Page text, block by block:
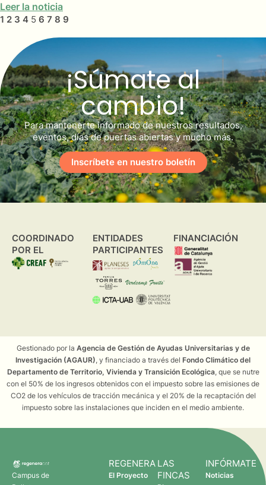
Leer la noticia
1 2 3 4 5 6 7 8 9
¡Súmate al
cambio!
Para mantenerte informado de nuestros resultados,
eventos, días de puertas abiertas y mucho más.
Inscríbete en nuestro boletín
COORDINADO
POR EL
ENTIDADES
PARTICIPANTES
FINANCIACIÓN
Gestionado por la Agencia de Gestión de Ayudas Universitarias y de
Investigación (AGAUR) , y financiado a través del Fondo Climático del
Departamento de Territorio, Vivienda y Transición Ecológica , que se nutre
con el 50% de los ingresos obtenidos con el impuesto sobre las emisiones de
CO2 de los vehículos de tracción mecánica y el 20% de la recaptación del
impuesto sobre las instalaciones que inciden en el medio ambiente.
Campus de
REGENERA
El Proyecto
LAS
FINCAS
INFÓRMATE
Noticias